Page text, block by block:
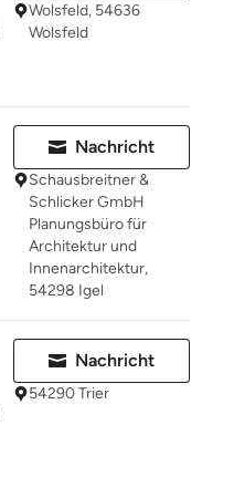
Wolsfeld, 54636
Wolsfeld
Nachricht
Schausbreitner &
Schlicker GmbH
Planungsbüro für
Architektur und
Innenarchitektur,
54298 Igel
Nachricht
54290 Trier